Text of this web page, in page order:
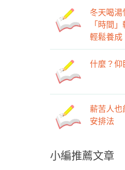
冬天喝
「時間
輕鬆養成
什麼？仰
薪苦人也
安排法
小編推薦文章